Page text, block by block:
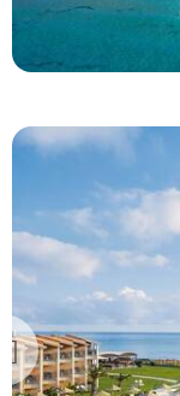
Previous